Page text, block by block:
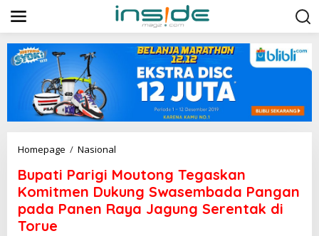
w
Homepage / Nasional
p
a
t
i
Bupati Parigi Moutong Tegaskan
Komitmen Dukung Swasembada Pangan
pada Panen Raya Jagung Serentak di
Torue